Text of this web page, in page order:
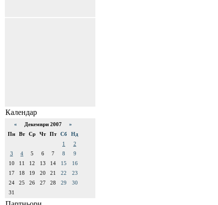
Календар
« Декември 2007 »
Пн
Вт Ср Чт Пт Сб
Нд
1
2
3
4 5 6 7 8
9
10
11 12 13 14 15
16
17
18 19 20 21 22
23
24
25 26 27 28 29
30
31